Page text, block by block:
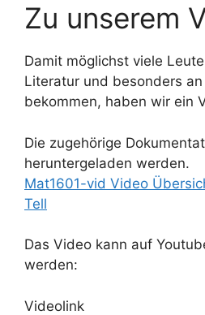
Zu unserem
Damit möglichst viele
Literatur und besonders an
bekommen, haben wir ein
Die zugehörige
heruntergeladen werden.
Mat1601-vid Video
Tell
Das Video kann auf
werden:
Videolink